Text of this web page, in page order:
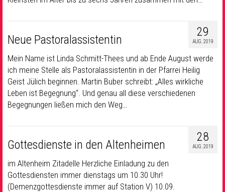
29
AUG. 2019
Neue Pastoralassistentin
Mein Name ist Linda Schmitt-Thees und ab Ende August werde
ich meine Stelle als Pastoralassistentin in der Pfarrei Heilig
Geist Jülich beginnen. Martin Buber schreibt: „Alles wirkliche
Leben ist Begegnung“. Und genau all diese verschiedenen
Begegnungen ließen mich den Weg…
28
AUG. 2019
Gottesdienste in den Altenheimen
im Altenheim Zitadelle Herzliche Einladung zu den
Gottesdiensten immer dienstags um 10.30 Uhr!
(Demenzgottesdienste immer auf Station V) 10.09.